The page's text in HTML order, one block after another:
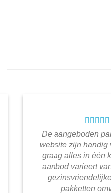
De aangeboden
website zijn handig
graag alles in één
aanbod varieert
pakketten